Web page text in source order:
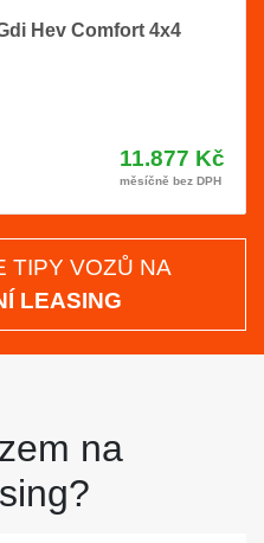
Hev Comfort 4x4
11.877 Kč
měsíčně bez DPH
TIPY VOZŮ NA
LEASING
na